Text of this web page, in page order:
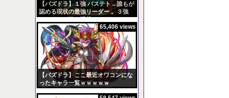
【パズドラ】１強 バステト→誰もが
認める現状の最強リーダー 。３強
か？
【パズドラ】ここ最近オワコンにな
ったキャラ一覧ｗｗｗｗｗ
65,406 views